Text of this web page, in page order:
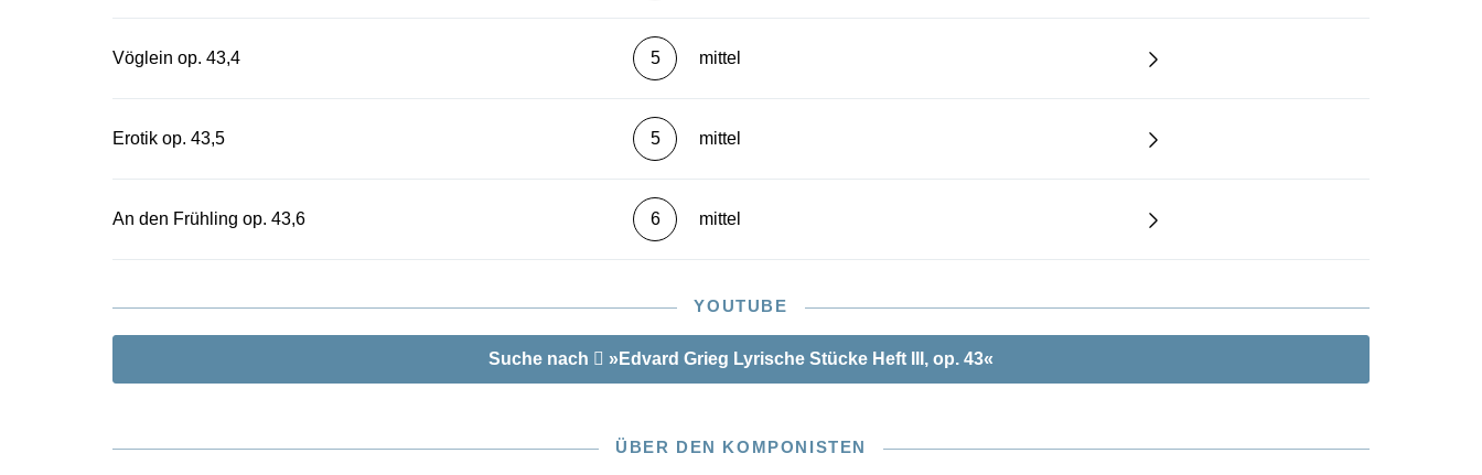
Vöglein op. 43,4 5 mittel
Erotik op. 43,5 5 mittel
An den Frühling op. 43,6 6 mittel
YOUTUBE
Suche nach »Edvard Grieg Lyrische Stücke Heft III, op. 43«
ÜBER DEN KOMPONISTEN